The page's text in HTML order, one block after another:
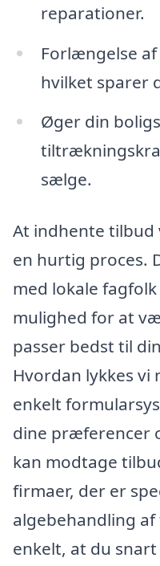
reparationer.
Forlængelse
hvilket sparer
Øger din
sælge.
At indhente
en hurtig proces.
med lokale
mulighed for at
passer bedst til
Hvordan lykkes vi
enkelt
dine præferencer
kan modtage
firmaer, der er
algebehandling af
enkelt, at du